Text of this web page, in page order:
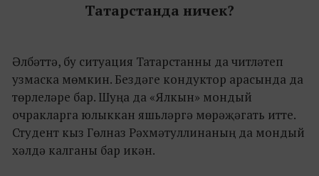
Татарстанда ничек?
Әлбәттә, бу ситуация Татарстанны да читләтеп
узмаска мөмкин. Бездәге кондуктор арасында да
төрлеләре бар. Шуңа да «Ялкын» мондый
очракларга юлыккан яшьләргә мөрәҗәгать итте.
Студент кыз Гөлназ Рәхмәтуллинаның да мондый
хәлдә калганы бар икән.